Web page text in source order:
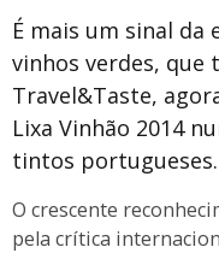
É mais um sinal da
vinhos verdes, que
Travel&Taste,
Lixa Vinhão 2014
tintos portugueses.
O crescente
pela crítica